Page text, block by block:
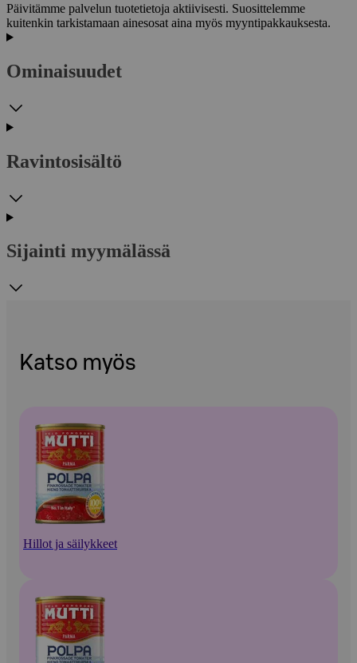
Päivitämme palvelun tuotetietoja aktiivisesti. Suosittelemme
kuitenkin tarkistamaan ainesosat aina myös myyntipakkauksesta.
Ominaisuudet
Ravintosisältö
Sijainti myymälässä
Katso myös
Hillot ja säilykkeet